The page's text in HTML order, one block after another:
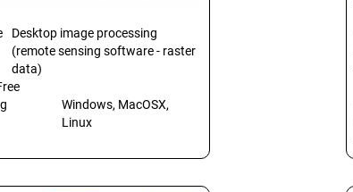
Desktop image processing
(remote sensing software - raster
data)
Windows, MacOSX,
Linux